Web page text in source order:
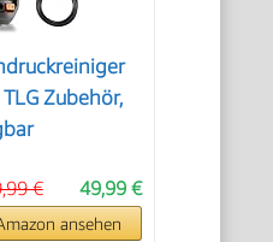
Zubehör,
49,99 €
€
ansehen